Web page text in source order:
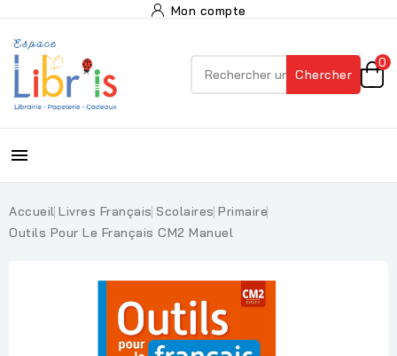
Mon compte
Chercher
0

Accueil Livres Français Scolaires Primaire
Outils Pour Le Français CM2 Manuel